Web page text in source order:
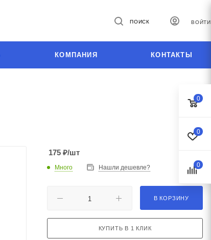
ПОИСК ВОЙТИ
КОМПАНИЯ КОНТАКТЫ
175 ₽/шт
Много Нашли дешевле?
В КОРЗИНУ
КУПИТЬ В 1 КЛИК
0
0
0